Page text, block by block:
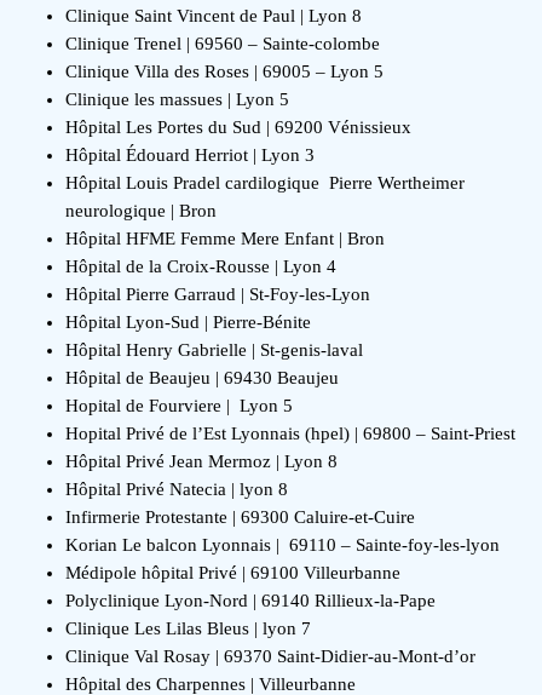
Clinique Saint Vincent de Paul | Lyon 8
Clinique Trenel | 69560 – Sainte-colombe
Clinique Villa des Roses | 69005 – Lyon 5
Clinique les massues | Lyon 5
Hôpital Les Portes du Sud | 69200 Vénissieux
Hôpital Édouard Herriot | Lyon 3
Hôpital Louis Pradel cardilogique Pierre Wertheimer
neurologique | Bron
Hôpital HFME Femme Mere Enfant | Bron
Hôpital de la Croix-Rousse | Lyon 4
Hôpital Pierre Garraud | St-Foy-les-Lyon
Hôpital Lyon-Sud | Pierre-Bénite
Hôpital Henry Gabrielle | St-genis-laval
Hôpital de Beaujeu | 69430 Beaujeu
Hopital de Fourviere | Lyon 5
Hopital Privé de l’Est Lyonnais (hpel) | 69800 – Saint-Priest
Hôpital Privé Jean Mermoz | Lyon 8
Hôpital Privé Natecia | lyon 8
Infirmerie Protestante | 69300 Caluire-et-Cuire
Korian Le balcon Lyonnais | 69110 – Sainte-foy-les-lyon
Médipole hôpital Privé | 69100 Villeurbanne
Polyclinique Lyon-Nord | 69140 Rillieux-la-Pape
Clinique Les Lilas Bleus | lyon 7
Clinique Val Rosay | 69370 Saint-Didier-au-Mont-d’or
Hôpital des Charpennes | Villeurbanne